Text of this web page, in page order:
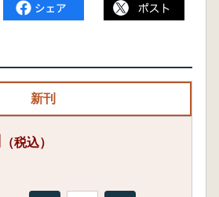
新刊
（税込）